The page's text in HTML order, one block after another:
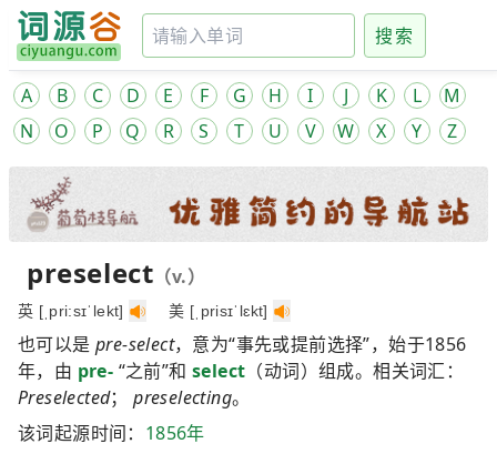
搜索
A B C D E F G H I J K L
M
N
O P Q R S T U V W X Y Z
preselect （v.）
英 [ˌpri:sɪˈlekt] 美 [ˌprisɪˈlɛkt]
也可以是 pre-select，意为“事先或提前选择”，始于1856
年，由 pre- “之前”和select （动词）组成。相关词汇：
Preselected；preselecting。
该词起源时间： 1856年